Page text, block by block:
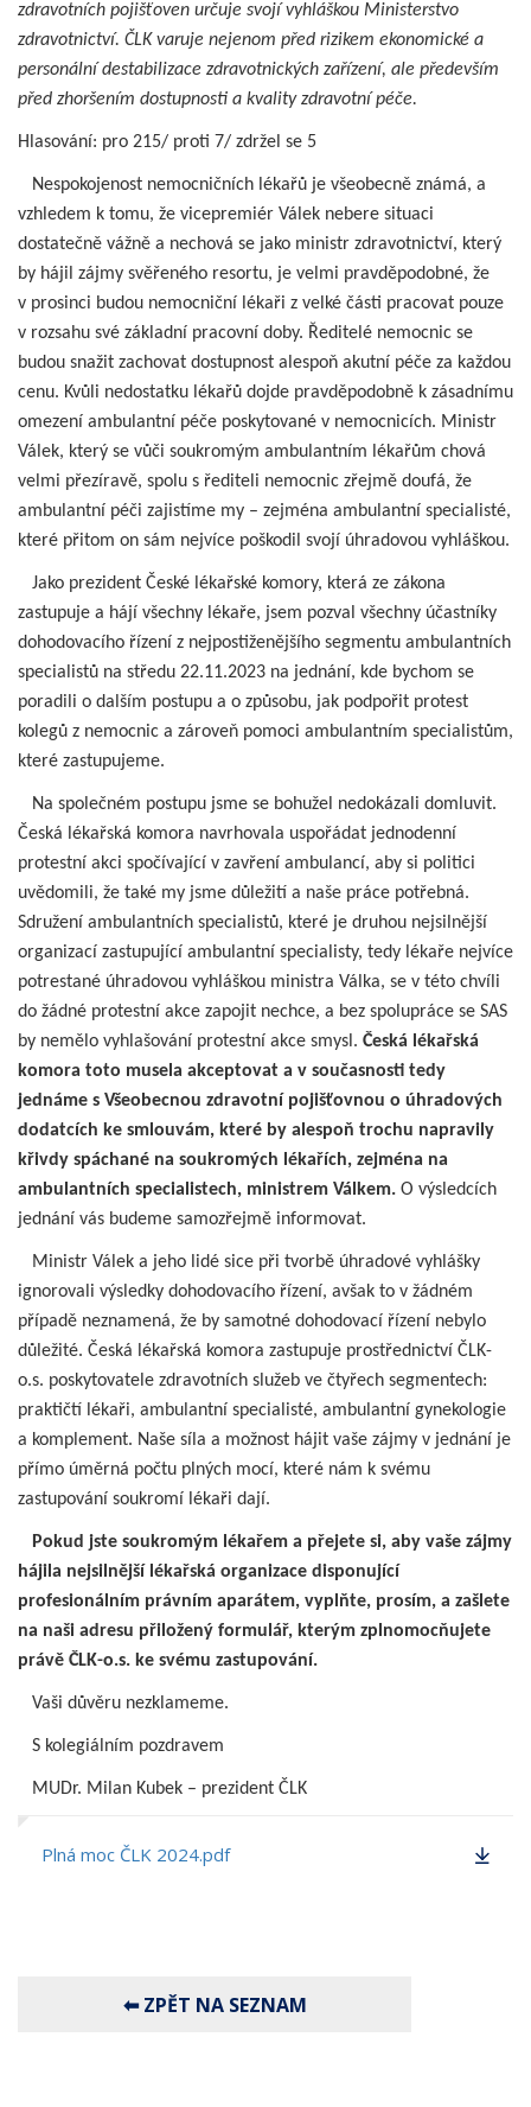
zdravotních pojišťoven určuje svojí vyhláškou Ministerstvo
zdravotnictví. ČLK varuje nejenom před rizikem ekonomické a
personální destabilizace zdravotnických zařízení, ale především
před zhoršením dostupnosti a kvality zdravotní péče.
Hlasování: pro 215/ proti 7/ zdržel se 5
Nespokojenost nemocničních lékařů je všeobecně známá, a
vzhledem k tomu, že vicepremiér Válek nebere situaci
dostatečně vážně a nechová se jako ministr zdravotnictví, který
by hájil zájmy svěřeného resortu, je velmi pravděpodobné, že
v prosinci budou nemocniční lékaři z velké části pracovat pouze
v rozsahu své základní pracovní doby. Ředitelé nemocnic se
budou snažit zachovat dostupnost alespoň akutní péče za každou
cenu. Kvůli nedostatku lékařů dojde pravděpodobně k zásadnímu
omezení ambulantní péče poskytované v nemocnicích. Ministr
Válek, který se vůči soukromým ambulantním lékařům chová
velmi přezíravě, spolu s řediteli nemocnic zřejmě doufá, že
ambulantní péči zajistíme my – zejména ambulantní specialisté,
které přitom on sám nejvíce poškodil svojí úhradovou vyhláškou.
Jako prezident České lékařské komory, která ze zákona
zastupuje a hájí všechny lékaře, jsem pozval všechny účastníky
dohodovacího řízení z nejpostiženějšího segmentu ambulantních
specialistů na středu 22.11.2023 na jednání, kde bychom se
poradili o dalším postupu a o způsobu, jak podpořit protest
kolegů z nemocnic a zároveň pomoci ambulantním specialistům,
které zastupujeme.
Na společném postupu jsme se bohužel nedokázali domluvit.
Česká lékařská komora navrhovala uspořádat jednodenní
protestní akci spočívající v zavření ambulancí, aby si politici
uvědomili, že také my jsme důležití a naše práce potřebná.
Sdružení ambulantních specialistů, které je druhou nejsilnější
organizací zastupující ambulantní specialisty, tedy lékaře nejvíce
potrestané úhradovou vyhláškou ministra Válka, se v této chvíli
do žádné protestní akce zapojit nechce, a bez spolupráce se SAS
by nemělo vyhlašování protestní akce smysl. Česká lékařská
komora toto musela akceptovat a v současnosti tedy
jednáme s Všeobecnou zdravotní pojišťovnou o úhradových
dodatcích ke smlouvám, které by alespoň trochu napravily
křivdy spáchané na soukromých lékařích, zejména na
ambulantních specialistech, ministrem Válkem. O výsledcích
jednání vás budeme samozřejmě informovat.
Ministr Válek a jeho lidé sice při tvorbě úhradové vyhlášky
ignorovali výsledky dohodovacího řízení, avšak to v žádném
případě neznamená, že by samotné dohodovací řízení nebylo
důležité. Česká lékařská komora zastupuje prostřednictví ČLK-
o.s. poskytovatele zdravotních služeb ve čtyřech segmentech:
praktičtí lékaři, ambulantní specialisté, ambulantní gynekologie
a komplement. Naše síla a možnost hájit vaše zájmy v jednání je
přímo úměrná počtu plných mocí, které nám k svému
zastupování soukromí lékaři dají.
Pokud jste soukromým lékařem a přejete si, aby vaše zájmy
hájila nejsilnější lékařská organizace disponující
profesionálním právním aparátem, vyplňte, prosím, a zašlete
na naši adresu přiložený formulář, kterým zplnomocňujete
právě ČLK-o.s. ke svému zastupování.
Vaši důvěru nezklameme.
S kolegiálním pozdravem
MUDr. Milan Kubek – prezident ČLK
Plná moc ČLK 2024.pdf